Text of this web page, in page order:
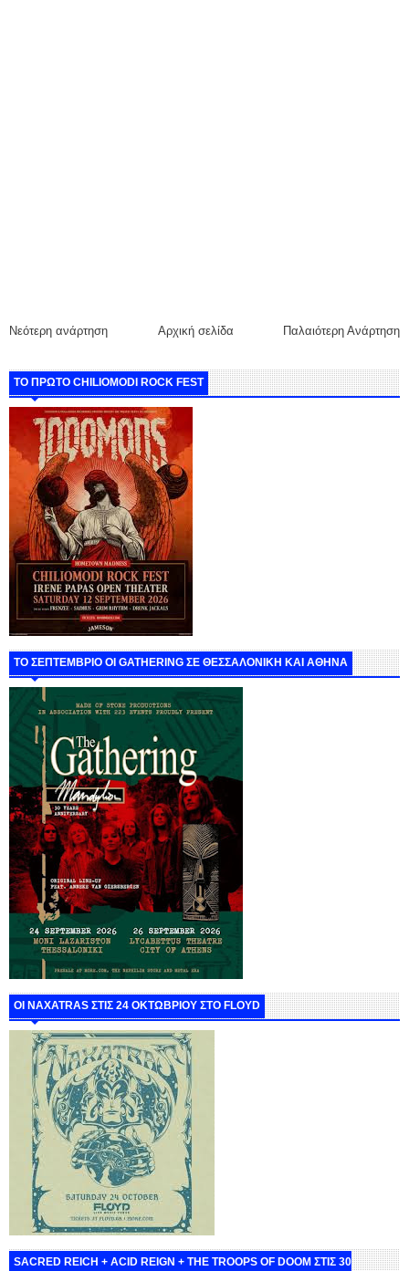
Νεότερη ανάρτηση Παλαιότερη Ανάρτηση
Αρχική σελίδα
ΤΟ ΠΡΩΤΟ CHILIOMODI ROCK FEST
ΤΟ ΣΕΠΤΕΜΒΡΙΟ ΟΙ GATHERING ΣΕ ΘΕΣΣΑΛΟΝΙΚΗ ΚΑΙ ΑΘΗΝΑ
ΟΙ NAXATRAS ΣΤΙΣ 24 ΟΚΤΩΒΡΙΟΥ ΣΤΟ FLOYD
SACRED REICH + ACID REIGN + THE TROOPS OF DOOM ΣΤΙΣ 30